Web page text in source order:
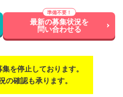
最新の募集状況を
問い合わせる
を停止しております。
の確認も承ります。